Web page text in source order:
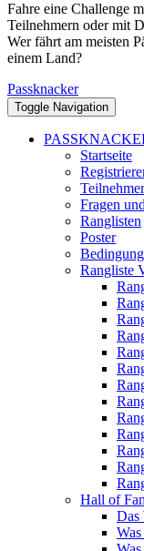
Fahre eine Challenge
Teilnehmern oder mit
Wer fährt am meisten
einem Land?
Passknacker
Toggle Navigation
Startseite
Fragen
Ranglisten
Poster
Rangliste
Hall of
Das